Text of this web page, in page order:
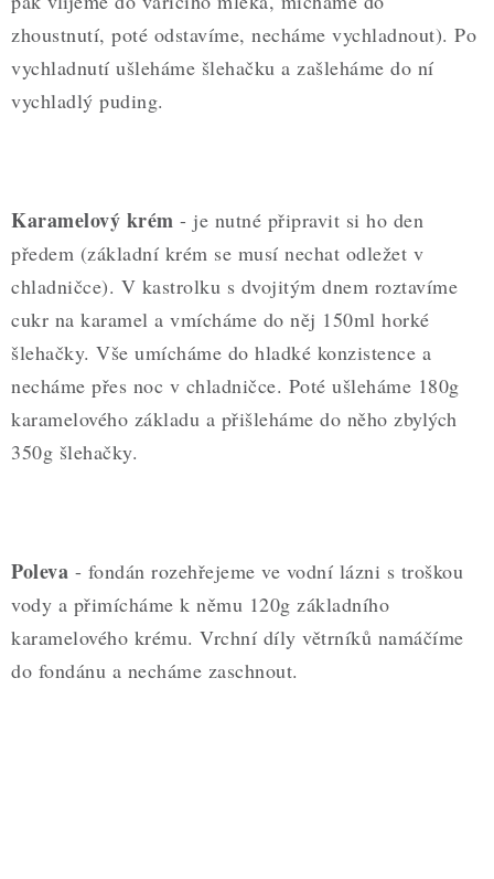
zhoustnutí, poté odstavíme, necháme vychladnout). Po
vychladnutí ušleháme šlehačku a zašleháme do ní
vychladlý puding.
Karamelový krém - je nutné připravit si ho den
předem (základní krém se musí nechat odležet v
chladničce). V kastrolku s dvojitým dnem roztavíme
cukr na karamel a vmícháme do něj 150ml horké
šlehačky. Vše umícháme do hladké konzistence a
necháme přes noc v chladničce. Poté ušleháme 180g
karamelového základu a přišleháme do něho zbylých
350g šlehačky.
Poleva - fondán rozehřejeme ve vodní lázni s troškou
vody a přimícháme k němu 120g základního
karamelového krému. Vrchní díly větrníků namáčíme
do fondánu a necháme zaschnout.